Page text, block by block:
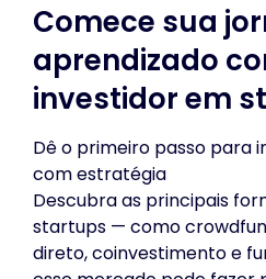
Comece sua
aprendizado
investidor em
Dê o primeiro passo para
com estratégia
Descubra as principais
startups — como
direto, coinvestimento e